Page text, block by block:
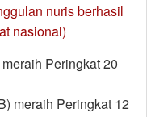
nuris berhasil
nasional)
Peringkat 20
meraih Peringkat 12